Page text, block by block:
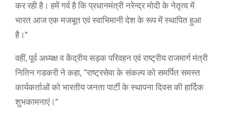
कर रही है। हमें गर्व है कि प्रधानमंत्री नरेन्द्र मोदी के नेतृत्व में
भारत आज एक मजबूत एवं स्वाभिमानी देश के रूप में स्थापित हुआ
है।”
वहीं, पूर्व अध्यक्ष व केंद्रीय सड़क परिवहन एवं राष्ट्रीय राजमार्ग मंत्री
नितिन गडकरी ने कहा, “राष्ट्रसेवा के संकल्प को समर्पित समस्त
कार्यकर्ताओं को भारतीय जनता पार्टी के स्थापना दिवस की हार्दिक
शुभकामनाएं।”